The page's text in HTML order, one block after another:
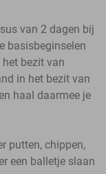
van 2 dagen bij
basisbeginselen
bezit van
in het bezit van
haal daarmee je
putten, chippen,
een balletje slaan